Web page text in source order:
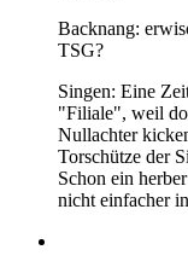
Backnang:
TSG?
Singen: Eine
"Filiale", weil
Nullachter
Torschütze der
Schon ein
nicht einfacher